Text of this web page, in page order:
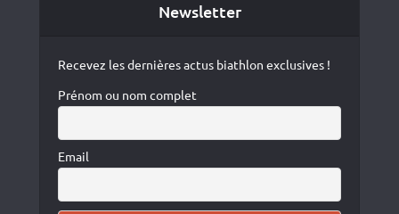
Newsletter
Recevez les dernières actus biathlon exclusives !
Prénom ou nom complet
Email